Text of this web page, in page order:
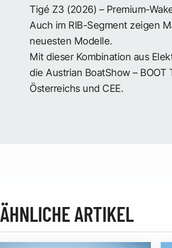
Tigé Z3 (2026) – Premium-
Auch im RIB-Segment zeigen
neuesten Modelle.
Mit dieser Kombination aus
die Austrian BoatShow –
Österreichs und CEE.
ÄHNLICHE ARTIKEL